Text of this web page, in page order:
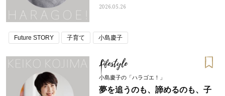
え方
2026.05.26
Future STORY 子育て 小島慶子
Lifestyle
小島慶子の「ハラゴエ！」
夢を追うのも、諦めるのも、子